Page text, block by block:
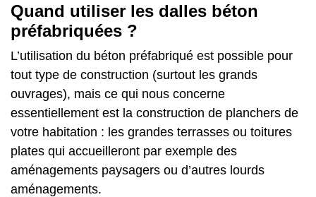
Quand utiliser les dalles béton
préfabriquées ?
L’utilisation du béton préfabriqué est possible pour
tout type de construction (surtout les grands
ouvrages), mais ce qui nous concerne
essentiellement est la construction de planchers de
votre habitation : les grandes terrasses ou toitures
plates qui accueilleront par exemple des
aménagements paysagers ou d’autres lourds
aménagements.